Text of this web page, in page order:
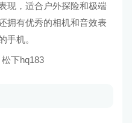
现，适合户外探险和极端
拥有优秀的相机和音效表
手机。
下hq183